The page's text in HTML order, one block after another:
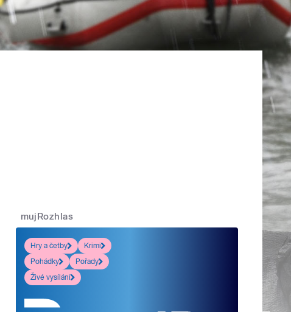
mujRozhlas
Hry a četby
Krimi
Pohádky
Pořady
Živé vysílání